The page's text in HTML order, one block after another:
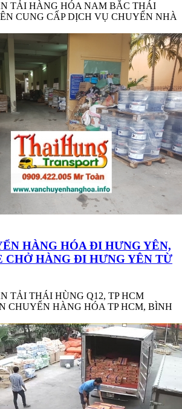
TẢI HÀNG HÓA NAM BẮC THÁI
CUNG CẤP DỊCH VỤ CHUYỂN NHÀ
HÀNG HÓA ĐI HƯNG YÊN,
CHỞ HÀNG ĐI HƯNG YÊN TỪ
TẢI THÁI HÙNG Q12, TP HCM
CHUYỂN HÀNG HÓA TP HCM, BÌNH